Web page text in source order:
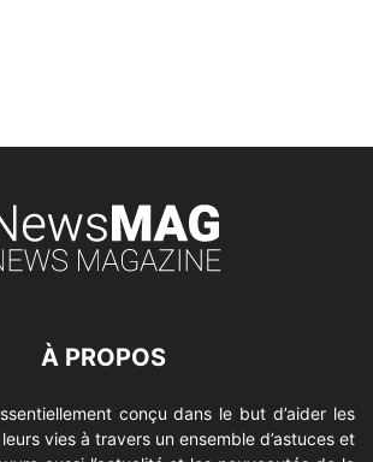
À PROPOS
conçu dans le but d’aider les
vies à travers un ensemble d’astuces et